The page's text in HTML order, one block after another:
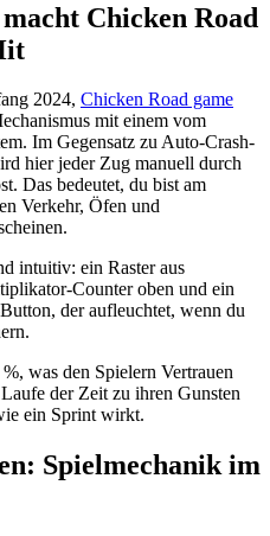
Chicken Road
2024, Chicken Road game
mit einem vom
Im Gegensatz zu Auto‑Crash-
hier jeder Zug manuell durch
Das bedeutet, du bist am
Verkehr, Öfen und
intuitiv: ein Raster aus
oben und ein
der aufleuchtet, wenn du
was den Spielern Vertrauen
der Zeit zu ihren Gunsten
ein Sprint wirkt.
Spielmechanik im